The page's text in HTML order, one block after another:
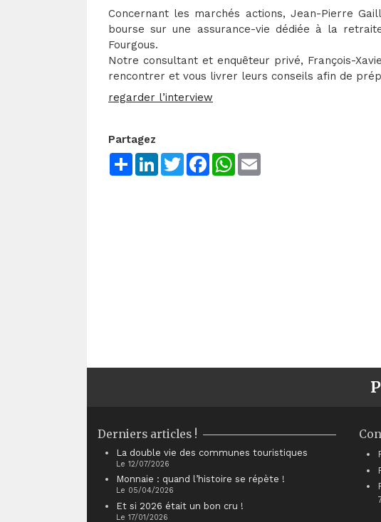
Concernant les marchés actions, Jean-Pierre
bourse sur une assurance-vie dédiée à la
Fourgous.
Notre consultant et enquêteur privé, François-
rencontrer et vous livrer leurs conseils afin de
regarder l’interview
Partagez
ShareLinkedInTwitterFacebookWhatsApp
Derniers articles !
La double vie des communes touristiques
Le 12/07/2026
Monnaie : quand l’histoire se répète !
Le 05/04/2026
Et si 2026 était un bon cru !
Le 17/01/2026